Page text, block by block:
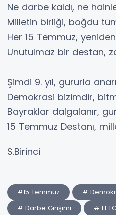
Ne darbe kaldı, ne
Milletin birliği, boğdu
Her 15 Temmuz,
Unutulmaz bir destan,
Şimdi 9. yıl, gururla
Demokrasi bizimdir,
Bayraklar dalgalanır,
15 Temmuz Destanı,
S.Birinci
#15 Temmuz
#
# Darbe Girişimi
# FETÖ